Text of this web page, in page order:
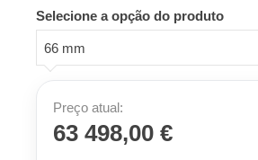
Selecione a opção do produto
66 mm
Preço atual:
63 498,00 €